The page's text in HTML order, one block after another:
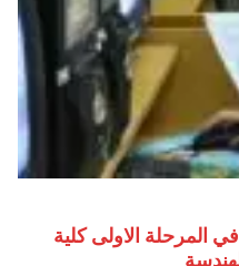
مؤشرات تنسيق الكليات 2026 في المرحلة الاولى كلية